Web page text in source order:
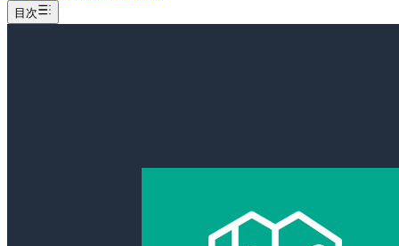
目次